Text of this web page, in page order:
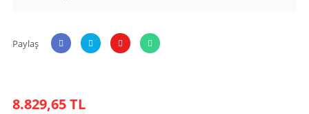
Paylaş
8.829,65 TL